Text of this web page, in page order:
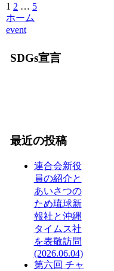
1 2 … 5次
ホーム
event
SDGs宣言
最近の投稿
連合会新役
員の紹介と
あいさつの
ため琉球新
報社と沖縄
タイムス社
を表敬訪問
(2026.06.04)
第六回 チャ